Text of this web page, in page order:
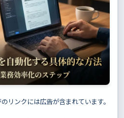
リンクには広告が含まれています。